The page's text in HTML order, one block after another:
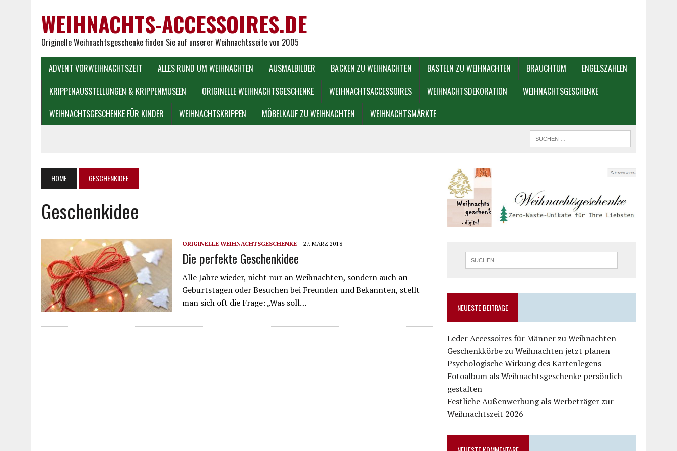
WEIHNACHTS-ACCESSOIRES.DE
Originelle Weihnachtsgeschenke finden Sie auf unserer Weihnachtsseite von 2005
ADVENT VORWEIHNACHTSZEIT ALLES RUND UM WEIHNACHTEN AUSMALBILDER BACKEN ZU WEIHNACHTEN BASTELN ZU WEIHNACHTEN BRAUCHTUM
ENGELSZAHLEN
KRIPPENAUSSTELLUNGEN & KRIPPENMUSEEN
ORIGINELLE WEIHNACHTSGESCHENKE WEIHNACHTSACCESSOIRES WEIHNACHTSDEKORATION
WEIHNACHTSGESCHENKE
WEIHNACHTSGESCHENKE FÜR KINDER
WEIHNACHTSKRIPPEN MÖBELKAUF ZU WEIHNACHTEN WEIHNACHTSMÄRKTE
HOME GESCHENKIDEE
Geschenkidee
ORIGINELLE WEIHNACHTSGESCHENKE 27. MÄRZ 2018
Die perfekte Geschenkidee
Alle Jahre wieder, nicht nur an Weihnachten, sondern auch an
Geburtstagen oder Besuchen bei Freunden und Bekannten, stellt
man sich oft die Frage: „Was soll…
NEUESTE BEITRÄGE
Leder Accessoires für Männer zu Weihnachten
Geschenkkörbe zu Weihnachten jetzt planen
Psychologische Wirkung des Kartenlegens
Fotoalbum als Weihnachtsgeschenke persönlich
gestalten
Festliche Außenwerbung als Werbeträger zur
Weihnachtszeit 2026